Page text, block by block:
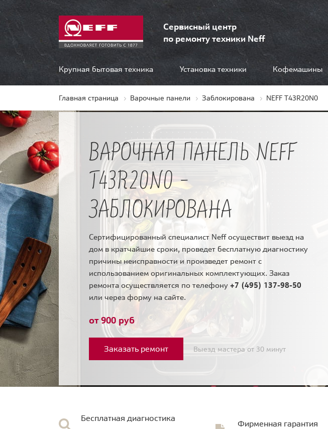
Сервисный центр
по ремонту техники Neff
Крупная бытовая техника Установка техники Кофемашины
Главная страница Варочные панели Заблокирована NEFF T43R20N0
ВАРОЧНАЯ ПАНЕЛЬ NEFF
T43R20N0 -
ЗАБЛОКИРОВАНА
Сертифицированный специалист Neff осуществит выезд на
дом в кратчайшие сроки, проведет бесплатную диагностику
причины неисправности и произведет ремонт с
использованием оригинальных комплектующих. Заказ
ремонта осуществляется по телефону +7 (495) 137-98-50
или через форму на сайте.
от 900 руб
Заказать ремонт Выезд мастера от 30 минут
Бесплатная диагностика
Фирменная гарантия